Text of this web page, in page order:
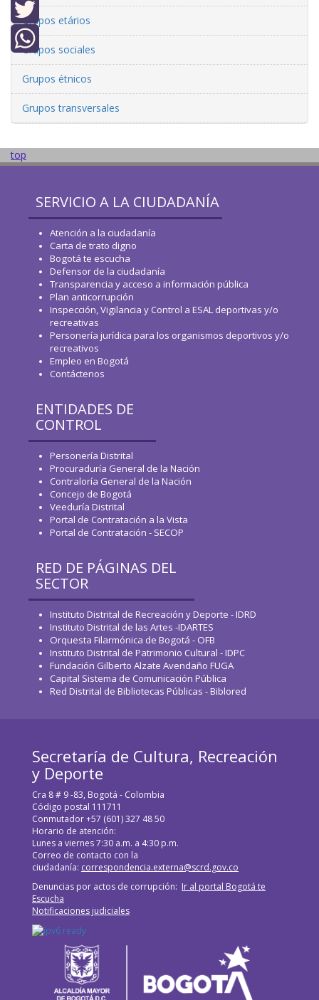
Facebook
Twitter
WhatsApp
Grupos etários
Grupos sociales
Grupos étnicos
Grupos transversales
top
SERVICIO A LA CIUDADANÍA
Atención a la ciudadanía
Carta de trato digno
Bogotá te escucha
Defensor de la ciudadanía
Transparencia y acceso a información pública
Plan anticorrupción
Inspección, Vigilancia y Control a ESAL deportivas y/o
recreativas
Personería jurídica para los organismos deportivos y/o
recreativos
Empleo en Bogotá
Contáctenos
ENTIDADES DE
CONTROL
Personería Distrital
Procuraduría General de la Nación
Contraloría General de la Nación
Concejo de Bogotá
Veeduría Distrital
Portal de Contratación a la Vista
Portal de Contratación - SECOP
RED DE PÁGINAS DEL
SECTOR
Instituto Distrital de Recreación y Deporte - IDRD
Instituto Distrital de las Artes -IDARTES
Orquesta Filarmónica de Bogotá - OFB
Instituto Distrital de Patrimonio Cultural - IDPC
Fundación Gilberto Alzate Avendaño FUGA
Capital Sistema de Comunicación Pública
Red Distrital de Bibliotecas Públicas - Biblored
Secretaría de Cultura, Recreación
y Deporte
Cra 8 # 9 -83, Bogotá - Colombia
Código postal 111711
Conmutador +57 (601) 327 48 50
Horario de atención:
Lunes a viernes 7:30 a.m. a 4:30 p.m.
Correo de contacto con la
ciudadanía: correspondencia.externa@scrd.gov.co
Denuncias por actos de corrupción: Ir al portal Bogotá te
Escucha
Notificaciones judiciales